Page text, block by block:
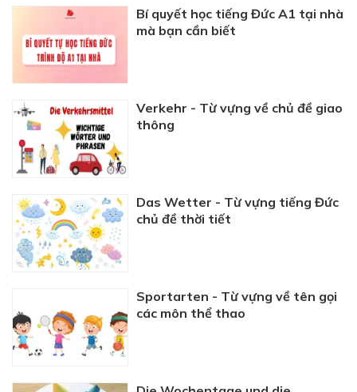
Bí quyết học tiếng Đức A1 tại nhà
mà bạn cần biết
Verkehr - Từ vựng về chủ đề giao
thông
Das Wetter - Từ vựng tiếng Đức
chủ đề thời tiết
Sportarten - Từ vựng về tên gọi
các môn thể thao